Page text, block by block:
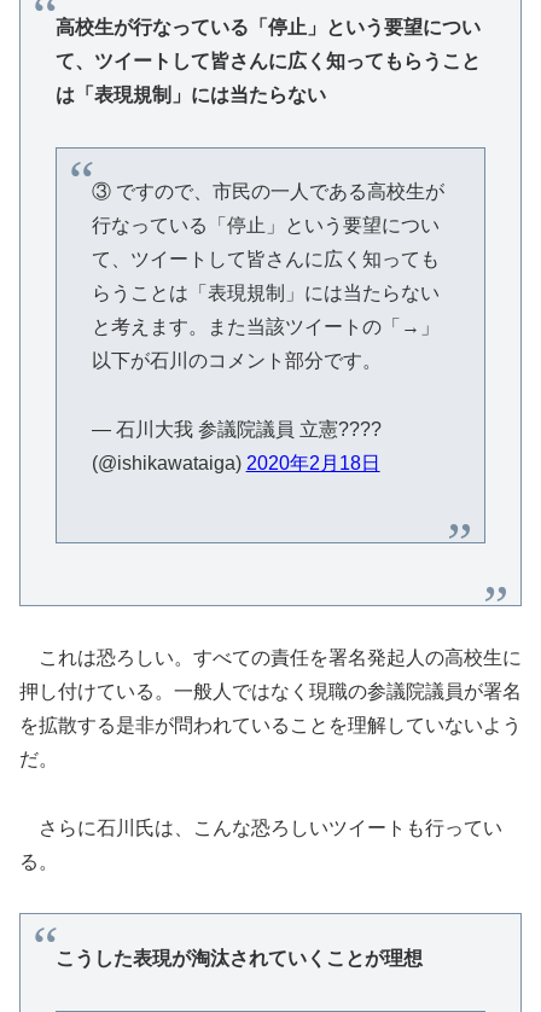
高校生が行なっている「停止」という要望につい
て、ツイートして皆さんに広く知ってもらうこと
は「表現規制」には当たらない
③ ですので、市民の一人である高校生が
行なっている「停止」という要望につい
て、ツイートして皆さんに広く知っても
らうことは「表現規制」には当たらない
と考えます。また当該ツイートの「→」
以下が石川のコメント部分です。
— 石川大我 参議院議員 立憲????
(@ishikawataiga) 2020年2月18日
これは恐ろしい。すべての責任を署名発起人の高校生に
押し付けている。一般人ではなく現職の参議院議員が署名
を拡散する是非が問われていることを理解していないよう
だ。
さらに石川氏は、こんな恐ろしいツイートも行ってい
る。
こうした表現が淘汰されていくことが理想